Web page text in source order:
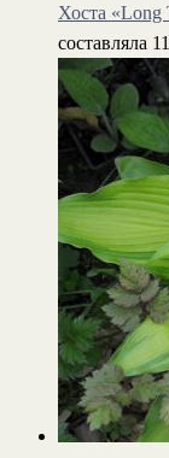
Хоста «Long
составляла